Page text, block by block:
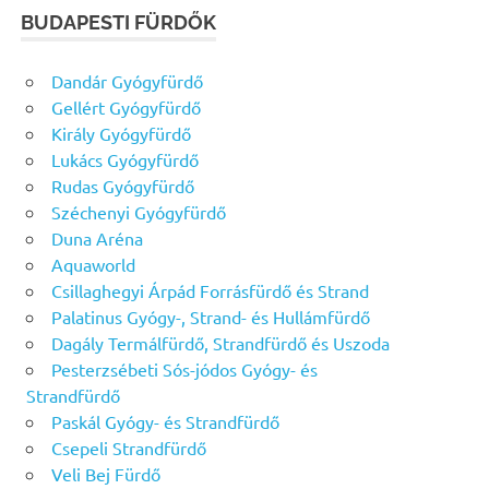
BUDAPESTI FÜRDŐK
Dandár Gyógyfürdő
Gellért Gyógyfürdő
Király Gyógyfürdő
Lukács Gyógyfürdő
Rudas Gyógyfürdő
Széchenyi Gyógyfürdő
Duna Aréna
Aquaworld
Csillaghegyi Árpád Forrásfürdő és Strand
Palatinus Gyógy-, Strand- és Hullámfürdő
Dagály Termálfürdő, Strandfürdő és Uszoda
Pesterzsébeti Sós-jódos Gyógy- és
Strandfürdő
Paskál Gyógy- és Strandfürdő
Csepeli Strandfürdő
Veli Bej Fürdő